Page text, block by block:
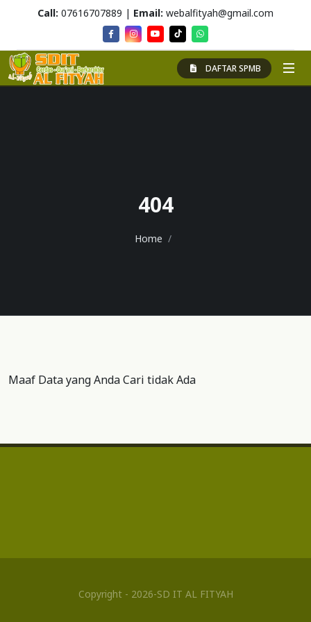
Call: 07616707889 | Email: webalfityah@gmail.com
DAFTAR SPMB
404
Home
Maaf Data yang Anda Cari tidak Ada
Copyright - 2026-SD IT AL FITYAH